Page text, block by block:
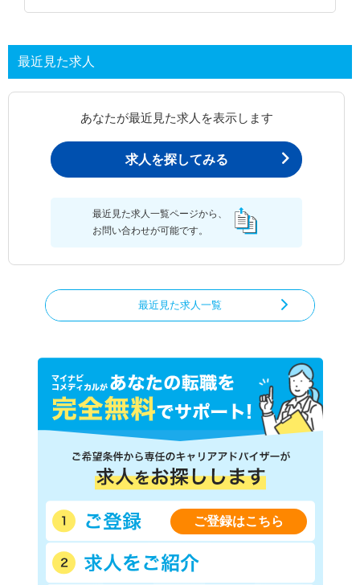
最近見た求人
あなたが最近見た求人を表示します
求人を探してみる
最近見た求人一覧ページから、
お問い合わせが可能です。
最近見た求人一覧
ご登録はこちら